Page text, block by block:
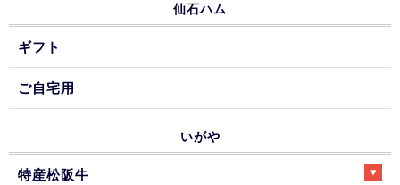
仙石ハム
ギフト
ご自宅用
いがや
特産松阪牛